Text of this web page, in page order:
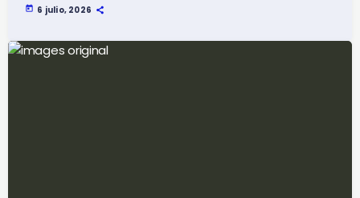
today 6 julio, 2026